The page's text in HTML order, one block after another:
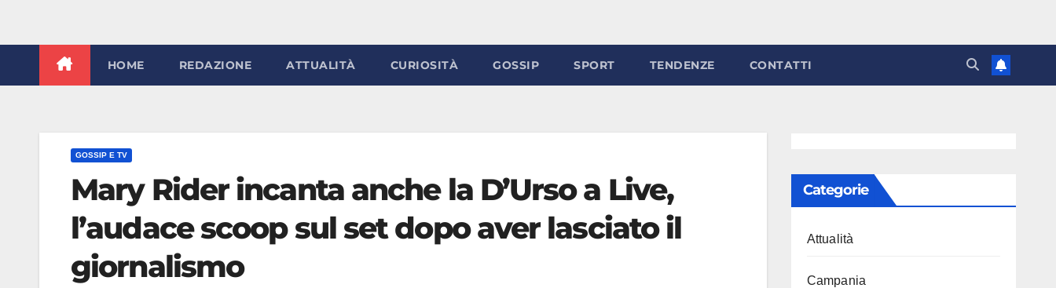
HOME REDAZIONE ATTUALITÀ CURIOSITÀ GOSSIP SPORT TENDENZE CONTATTI
GOSSIP E TV
Mary Rider incanta anche la D’Urso a Live,
l’audace scoop sul set dopo aver lasciato il
giornalismo
Categorie
Attualità
Campania